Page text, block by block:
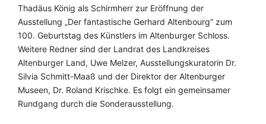
Thadäus König als Schirmherr zur Eröffnung der
Ausstellung „Der fantastische Gerhard Altenbourg“ zum
100. Geburtstag des Künstlers im Altenburger Schloss.
Weitere Redner sind der Landrat des Landkreises
Altenburger Land, Uwe Melzer, Ausstellungskuratorin Dr.
Silvia Schmitt-Maaß und der Direktor der Altenburger
Museen, Dr. Roland Krischke. Es folgt ein gemeinsamer
Rundgang durch die Sonderausstellung.